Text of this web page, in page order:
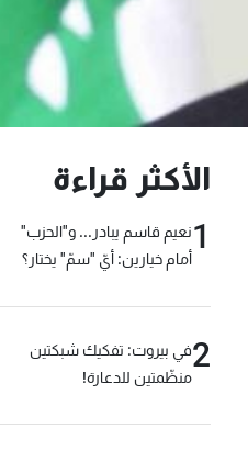
الأكثر قراءة
1نعيم قاسم يبادر... و"الحزب"
أمام خيارين: أيّ "سمّ" يختار؟
2في بيروت: تفكيك شبكتين
منظّمتين للدعارة!